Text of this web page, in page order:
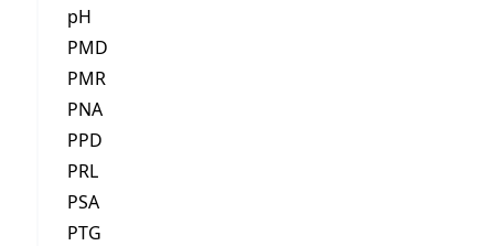
pH
PMD
PMR
PNA
PPD
PRL
PSA
PTG